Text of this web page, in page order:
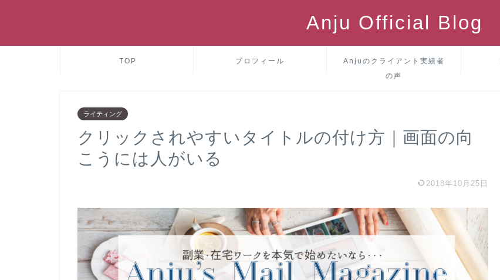
Anju Official Blog
TOP プロフィール
Anjuのクライアント実績者
の声
ライティング
クリックされやすいタイトルの付け方｜画面の向
こうには人がいる
2018年10月25日